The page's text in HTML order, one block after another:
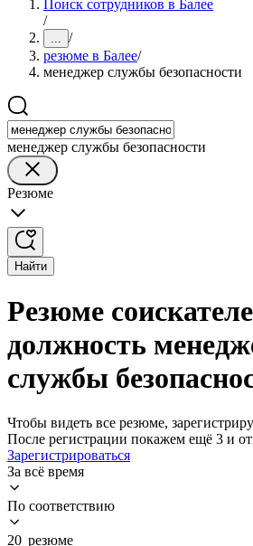
Поиск сотрудников в Балее
/
... /
резюме в Балее/
менеджер службы безопасности
менеджер службы безопасности
Резюме
Найти
Резюме
должность
службы
Чтобы видеть все резюме,
После регистрации покажем ещё 3 и
Зарегистрироваться
За всё время
По соответствию
20 резюме